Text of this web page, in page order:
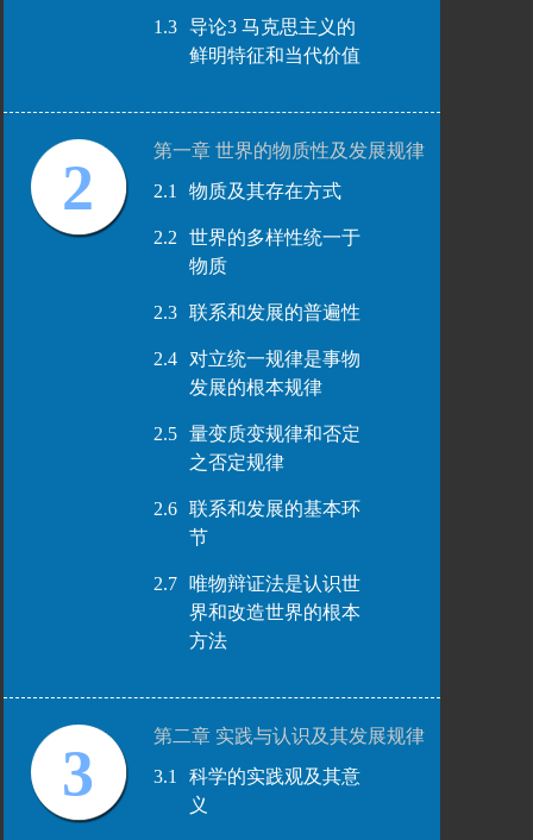
1.3
导论3 马克思主义的
鲜明特征和当代价值
2
第一章 世界的物质性及发展规律
2.1
物质及其存在方式
2.2
世界的多样性统一于
物质
2.3 联系和发展的普遍性
2.4
对立统一规律是事物
发展的根本规律
2.5
量变质变规律和否定
之否定规律
2.6
联系和发展的基本环
节
2.7
唯物辩证法是认识世
界和改造世界的根本
方法
3
第二章 实践与认识及其发展规律
3.1
科学的实践观及其意
义